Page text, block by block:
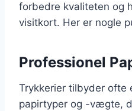
forbedre kvaliteten og
visitkort. Her er nogle
Professionel
Trykkerier tilbyder ofte
papirtyper og -vægte,